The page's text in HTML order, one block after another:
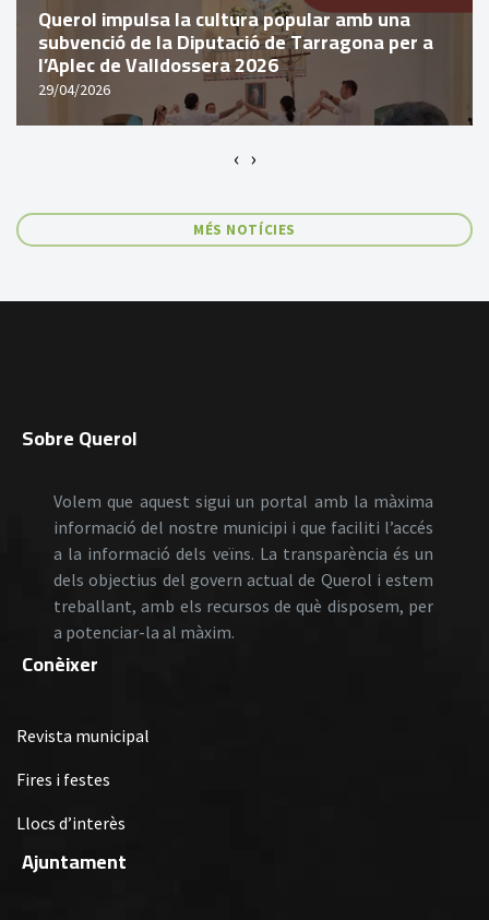
Querol impulsa la cultura popular amb una
subvenció de la Diputació de Tarragona per a
l’Aplec de Valldossera 2026
29/04/2026
‹ ›
MÉS NOTÍCIES
Sobre Querol
Volem que aquest sigui un portal amb la màxima
informació del nostre municipi i que faciliti l’accés
a la informació dels veïns. La transparència és un
dels objectius del govern actual de Querol i estem
treballant, amb els recursos de què disposem, per
a potenciar-la al màxim.
Conèixer
Revista municipal
Fires i festes
Llocs d’interès
Ajuntament